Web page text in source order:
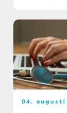
04. augusti